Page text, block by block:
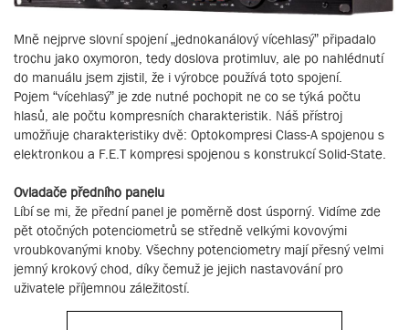
Mně nejprve slovní spojení „jednokanálový vícehlasý” připadalo
trochu jako oxymoron, tedy doslova protimluv, ale po nahlédnutí
do manuálu jsem zjistil, že i výrobce používá toto spojení.
Pojem “vícehlasý” je zde nutné pochopit ne co se týká počtu
hlasů, ale počtu kompresních charakteristik. Náš přístroj
umožňuje charakteristiky dvě: Optokompresi Class-A spojenou s
elektronkou a F.E.T kompresi spojenou s konstrukcí Solid-State.
Ovladače předního panelu
Líbí se mi, že přední panel je poměrně dost úsporný. Vidíme zde
pět otočných potenciometrů se středně velkými kovovými
vroubkovanými knoby. Všechny potenciometry mají přesný velmi
jemný krokový chod, díky čemuž je jejich nastavování pro
uživatele příjemnou záležitostí.